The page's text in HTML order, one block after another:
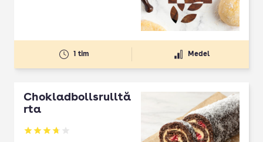
1 tim Medel
Chokladbollsrulltå
rta
Betyg: 3.76 av 5